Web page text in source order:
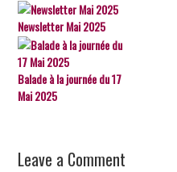
Newsletter Mai 2025
Balade à la journée du 17
Mai 2025
Leave a Comment